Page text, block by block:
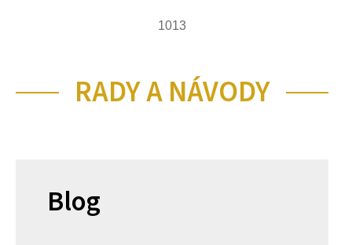
1013
RADY A NÁVODY
Blog